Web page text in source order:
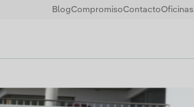
BlogCompromisoContactoOficinas